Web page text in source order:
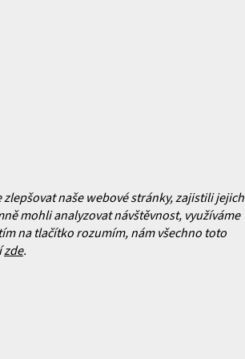
naše webové stránky, zajistili jejich
mohli analyzovat návštěvnost, využíváme
na tlačítko rozumím, nám všechno toto
zde.
na našem e-